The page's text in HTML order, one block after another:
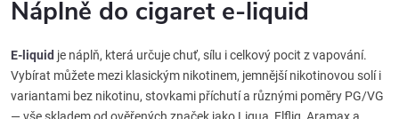
Náplně do cigaret e-liquid
E-liquid je náplň, která určuje chuť, sílu i celkový pocit z vapování.
Vybírat můžete mezi klasickým nikotinem, jemnější nikotinovou solí i
variantami bez nikotinu, stovkami příchutí a různými poměry PG/VG